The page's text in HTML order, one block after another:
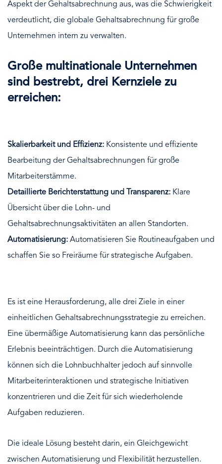
Aspekt der Gehaltsabrechnung aus, was die Schwierigkeit
verdeutlicht, die globale Gehaltsabrechnung für große
Unternehmen intern zu verwalten.
Große multinationale Unternehmen
sind bestrebt, drei Kernziele zu
erreichen:
Skalierbarkeit und Effizienz: Konsistente und effiziente
Bearbeitung der Gehaltsabrechnungen für große
Mitarbeiterstämme.
Detaillierte Berichterstattung und Transparenz: Klare
Übersicht über die Lohn- und
Gehaltsabrechnungsaktivitäten an allen Standorten.
Automatisierung: Automatisieren Sie Routineaufgaben und
schaffen Sie so Freiräume für strategische Aufgaben.
Es ist eine Herausforderung, alle drei Ziele in einer
einheitlichen Gehaltsabrechnungsstrategie zu erreichen.
Eine übermäßige Automatisierung kann das persönliche
Erlebnis beeinträchtigen. Durch die Automatisierung
können sich die Lohnbuchhalter jedoch auf sinnvolle
Mitarbeiterinteraktionen und strategische Initiativen
konzentrieren und die Zeit für sich wiederholende
Aufgaben reduzieren.
Die ideale Lösung besteht darin, ein Gleichgewicht
zwischen Automatisierung und Flexibilität herzustellen.